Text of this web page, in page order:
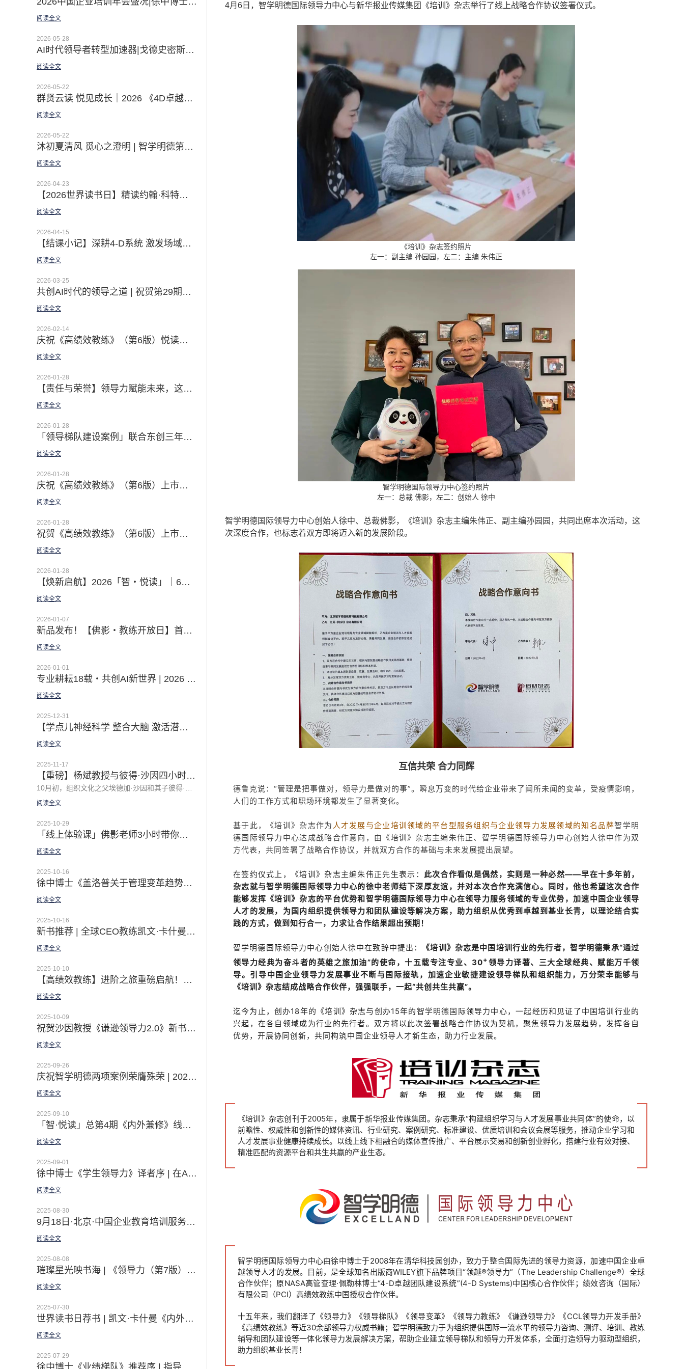
阅读全文
2026-05-28
AI时代领导者转型加速器|戈德史密斯领导力教练九步法激发领导者深度蜕变
阅读全文
2026-05-22
群贤云读 悦见成长｜2026 《4D卓越团队》线上悦读营圆满收官
阅读全文
2026-05-22
沐初夏清风 觅心之澄明 | 智学明德第十期「高绩效教练」一阶工作坊圆满收官
阅读全文
2026-04-23
【2026世界读书日】精读约翰·科特的八部变革经典 应对AI时代的指数级变化挑战
阅读全文
2026-04-15
【结课小记】深耕4-D系统 激发场域智慧 | 第22期4-D系统导师认证公开课圆满收官
阅读全文
2026-03-25
共创AI时代的领导之道 | 祝贺第29期领越®领导力公开认证课成功举办
阅读全文
2026-02-14
庆祝《高绩效教练》（第6版）悦读营圆满收官 | 记录30天 从初识到相熟 · 从未知到实操的成长之旅
阅读全文
2026-01-28
【责任与荣誉】领导力赋能未来，这场思想盛宴为人才培养注入新动能
阅读全文
2026-01-28
「领导梯队建设案例」联合东创三年领导力规划 | 以领导梯队 & 4D 团队建设系统 打造一支高素质的职业经理人队伍
阅读全文
2026-01-28
庆祝《高绩效教练》（第6版）上市发行 | 佛影老师译者序：深抵本质 · 用之实效
阅读全文
2026-01-28
祝贺《高绩效教练》（第6版）上市发行 | 徐中博士译者序 · From Tell to Ask · AI时代的教练型领导之道
阅读全文
2026-01-28
【焕新启航】2026「智・悦读」｜6本领导力经典 赋能你的核心竞争力
阅读全文
2026-01-07
新品发布！【佛影・教练开放日】首场温情上线｜邀你直击教练对话现场 见证蜕变时刻
阅读全文
2026-01-01
专业耕耘18载・共创AI新世界 | 2026 智学明德继续以领导力经典 助力组织的领导梯队建设
阅读全文
2025-12-31
【学点儿神经科学 整合大脑 激活潜能 | 「佛影漫谈领导力之私房体验课」2026 全新主题温暖上线
阅读全文
2025-11-17
【重磅】杨斌教授与彼得·沙因四小时深度对话：谦逊领导力的中国实践
10月初，组织文化之父埃德加·沙因和其子彼得·沙因的新著《谦逊领导力2.0》中文版上市。 在《谦逊领导力2.0》新书分享会上，清华大学经济管理学院教授杨斌与作者之一彼得·沙因（埃德加·沙因之子）围绕中国企业的领导力问题展开了一场长达四小时的深度对话，译者徐中博士主持对话，结合中国企业实践和当下AI等新挑战探讨了很多前沿话题，并提出了十个精彩的问题，引发了深入的讨论，对企业的领导力转型和组织建设极富启发！
阅读全文
2025-10-29
「线上体验课」佛影老师3小时带你体验GROW模型的正确打开方式
阅读全文
2025-10-16
徐中博士《盖洛普关于管理变革趋势的52个颠覆性发现》译者序 | 释放经理人潜能是解锁组织原力的杠杆
阅读全文
2025-10-16
新书推荐 | 全球CEO教练凯文·卡什曼《内外兼修》引言：开启领导力的突破之旅
阅读全文
2025-10-10
【高绩效教练】进阶之旅重磅启航！从精通GROW到激活团队潜能 赋能个体发展 打造互赖团队
阅读全文
2025-10-09
祝贺沙因教授《谦逊领导力2.0》新书上市|徐中博士译者序 —— 无谦逊 不领导
阅读全文
2025-09-26
庆祝智学明德两项案例荣膺殊荣 | 2025第十三届中国企业教育培训服务会展精彩回顾
阅读全文
2025-09-10
「智·悦读」总第4期《内外兼修》线上悦读营圆满收官：一场由内而外的领导力8项修炼之旅
阅读全文
2025-09-01
徐中博士《学生领导力》译者序 | 在AI时代绽放自我领创非凡
阅读全文
2025-08-30
9月18日·北京·中国企业教育培训服务会展｜佛影老师现场体验课之【初探GROW模型 解锁教练思维】
阅读全文
2025-08-08
璀璨星光映书海 | 《领导力（第7版）》线上悦读营圆满收官：一场照亮未来的智慧远征
阅读全文
2025-07-30
世界读书日荐书 | 凯文·卡什曼《内外兼修： 领导力的8项修炼》——佛影&王御临最新译著
阅读全文
2025-07-29
4月6日，智学明德国际领导力中心与新华报业传媒集团《培训》杂志举行了线上战略合作协议签署仪式。
《培训》杂志签约照片
左一：副主编 孙园园，左二：主编 朱伟正
智学明德国际领导力中心签约照片
左一：总裁 佛影，左二：创始人 徐中
智学明德国际领导力中心创始人徐中、总裁佛影，《培训》杂志主编朱伟正、副主编孙园园，共同出席本次活动，这
次深度合作，也标志着双方即将迈入新的发展阶段。
互信共荣 合力同辉
德鲁克说：“管理是把事做对，领导力是做对的事”。瞬息万变的时代给企业带来了闻所未闻的变革，受疫情影响，
人们的工作方式和职场环境都发生了显著变化。
基于此，《培训》杂志作为 人才发展与企业培训领域的平台型服务组织与企业领导力发展领域的知名品牌智学明
德国际领导力中心达成战略合作意向，由《培训》杂志主编朱伟正、智学明德国际领导力中心创始人徐中作为双
方代表，共同签署了战略合作协议，并就双方合作的基础与未来发展提出展望。
在签约仪式上，《培训》杂志主编朱伟正先生表示： 此次合作看似是偶然，实则是一种必然——早在十多年前，
杂志就与智学明德国际领导力中心的徐中老师结下深厚友谊，并对本次合作充满信心。同时，他也希望这次合作
能够发挥《培训》杂志的平台优势和智学明德国际领导力中心在领导力服务领域的专业优势，加速中国企业领导
人才的发展，为国内组织提供领导力和团队建设等解决方案，助力组织从优秀到卓越到基业长青，以理论结合实
践的方式，做到知行合一，力求让合作结果超出预期！
智学明德国际领导力中心创始人徐中在致辞中提出：
《培训》杂志是中国培训行业的先行者，智学明德秉承“通过
领导力经典为奋斗者的英雄之旅加油”的使命，十五载专注专业、30+ 领导力译著、三大全球经典、赋能万千领
导。引导中国企业领导力发展事业不断与国际接轨，加速企业敏捷建设领导梯队和组织能力，万分荣幸能够与
《培训》杂志结成战略合作伙伴，强强联手，一起“共创共生共赢”。
迄今为止，创办18年的《培训》杂志与创办15年的智学明德国际领导力中心，一起经历和见证了中国培训行业的
兴起，在各自领域成为行业的先行者。双方将以此次签署战略合作协议为契机，聚焦领导力发展趋势，发挥各自
优势，开展协同创新，共同构筑中国企业领导人才新生态，助力行业发展。
《培训》杂志创刊于2005年，隶属于新华报业传媒集团。杂志秉承“构建组织学习与人才发展事业共同体”的使命，以
前瞻性、权威性和创新性的媒体资讯、行业研究、案例研究、标准建设、优质培训和会议会展等服务，推动企业学习和
人才发展事业健康持续成长。以线上线下相融合的媒体宣传推广、平台展示交易和创新创业孵化，搭建行业有效对接、
精准匹配的资源平台和共生共赢的产业生态。
智学明德国际领导力中心由徐中博士于2008年在清华科技园创办，致力于整合国际先进的领导力资源，加速中国企业卓
越领导人才的发展。目前，是全球知名出版商WILEY旗下品牌项目“领越®领导力”（The Leadership Challenge®）全球
合作伙伴；原NASA高管查理·佩勒林博士“4-D卓越团队建设系统”(4-D Systems)中国核心合作伙伴；绩效咨询（国际）
有限公司（PCI）高绩效教练中国授权合作伙伴。
十五年来，我们翻译了《领导力》《领导梯队》《领导变革》《领导力教练》《谦逊领导力》《CCL领导力开发手册》
《高绩效教练》等近30余部领导力权威书籍；智学明德致力于为组织提供国际一流水平的领导力咨询、测评、培训、教练
辅导和团队建设等一体化领导力发展解决方案，帮助企业建立领导梯队和领导力开发体系，全面打造领导力驱动型组织，
助力组织基业长青！